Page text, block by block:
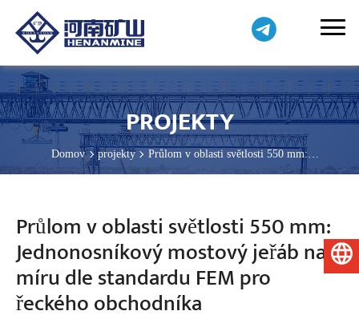
PROJEKTY
Domov projekty
Průlom v oblasti světlosti 550 mm:
Jednonosníkový mostový jeřáb na míru dle standardu FEM pro
Průlom v oblasti světlosti 550 mm:
Jednonosníkový mostový jeřáb na
míru dle standardu FEM pro
řeckého obchodníka
Čeština